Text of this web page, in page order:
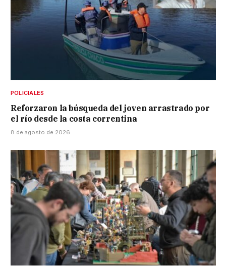
POLICIALES
Reforzaron la búsqueda del joven arrastrado por
el río desde la costa correntina
8 de agosto de 2026